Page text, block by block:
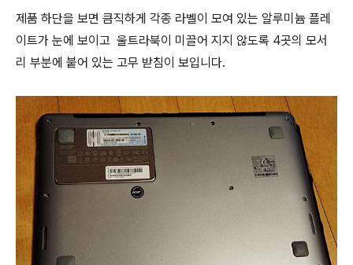
제품 하단을 보면 큼직하게 각종 라벨이 모여 있는 알루미늄 플레
이트가 눈에 보이고 울트라북이 미끌어 지지 않도록 4곳의 모서
리 부분에 붙어 있는 고무 받침이 보입니다.